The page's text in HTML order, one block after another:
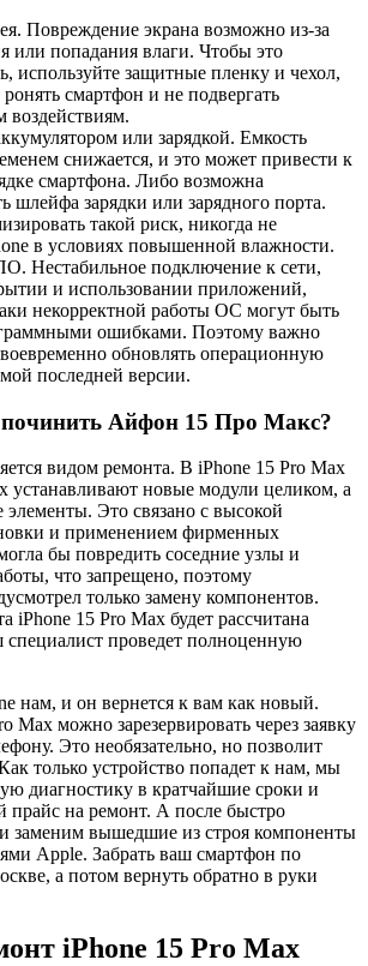
Повреждение экрана возможно из-за
или попадания влаги. Чтобы это
используйте защитные пленку и чехол,
ронять смартфон и не подвергать
воздействиям.
или зарядкой. Емкость
снижается, и это может привести к
смартфона. Либо возможна
шлейфа зарядки или зарядного порта.
такой риск, никогда не
в условиях повышенной влажности.
Нестабильное подключение к сети,
и использовании приложений,
некорректной работы ОС могут быть
ошибками. Поэтому важно
обновлять операционную
последней версии.
починить Айфон 15 Про Макс?
видом ремонта. В iPhone 15 Pro Max
устанавливают новые модули целиком, а
элементы. Это связано с высокой
и применением фирменных
бы повредить соседние узлы и
что запрещено, поэтому
только замену компонентов.
iPhone 15 Pro Max будет рассчитана
специалист проведет полноценную
нам, и он вернется к вам как новый.
Max можно зарезервировать через заявку
Это необязательно, но позволит
только устройство попадет к нам, мы
диагностику в кратчайшие сроки и
прайс на ремонт. А после быстро
заменим вышедшие из строя компоненты
Apple. Забрать ваш смартфон по
а потом вернуть обратно в руки
iPhone 15 Pro Max